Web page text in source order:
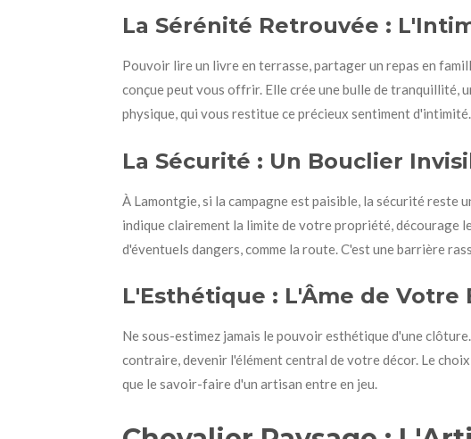
La Sérénité Retrouvée :
Pouvoir lire un livre en terrasse, partager un repas en
conçue peut vous offrir. Elle crée une bulle de tranquillité,
physique, qui vous restitue ce précieux sentiment d'intimité.
La Sécurité : Un Bouclier
À Lamontgie, si la campagne est paisible, la sécurité reste
indique clairement la limite de votre propriété, décourage
d'éventuels dangers, comme la route. C'est une barrière
L'Esthétique : L'Âme de Votre
Ne sous-estimez jamais le pouvoir esthétique d'une
contraire, devenir l'élément central de votre décor. Le
que le savoir-faire d'un artisan entre en jeu.